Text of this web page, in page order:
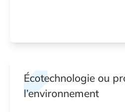
Écotechnologie ou
l’environnement